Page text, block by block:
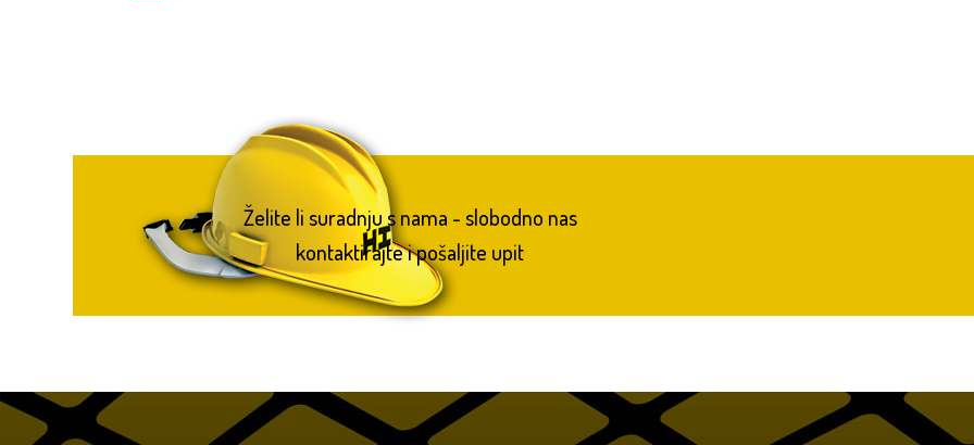
Želite li suradnju s nama - slobodno nas
kontaktirajte i pošaljite upit